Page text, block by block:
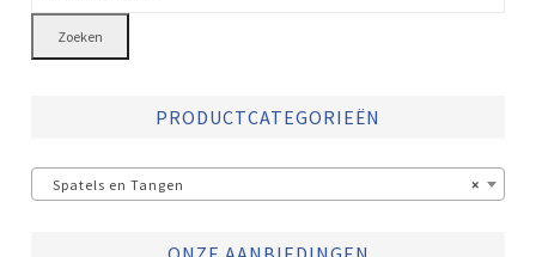
Zoeken
PRODUCTCATEGORIEËN
×
Spatels en Tangen